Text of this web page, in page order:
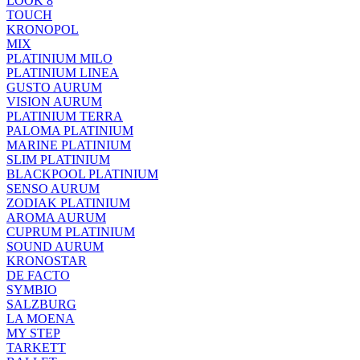
TOUCH
KRONOPOL
MIX
PLATINIUM MILO
PLATINIUM LINEA
GUSTO AURUM
VISION AURUM
PLATINIUM TERRA
PALOMA PLATINIUM
MARINE PLATINIUM
SLIM PLATINIUM
BLACKPOOL PLATINIUM
SENSO AURUM
ZODIAK PLATINIUM
AROMA AURUM
CUPRUM PLATINIUM
SOUND AURUM
KRONOSTAR
DE FACTO
SYMBIO
SALZBURG
LA MOENA
MY STEP
TARKETT